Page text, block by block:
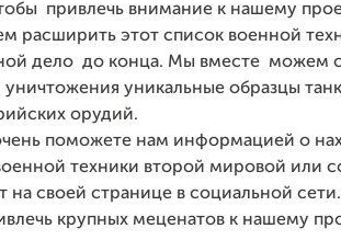
привлечь внимание к нашему
расширить этот список военной
дело до конца. Мы вместе можем
уничтожения уникальные образцы
орудий.
поможете нам информацией о
техники второй мировой или
на своей странице в социальной
крупных меценатов к нашему